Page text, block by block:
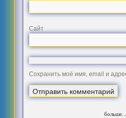
Сайт
Сохранить моё имя, email и
больше...